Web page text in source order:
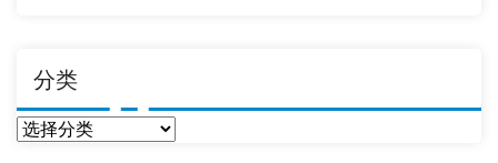
分类
分